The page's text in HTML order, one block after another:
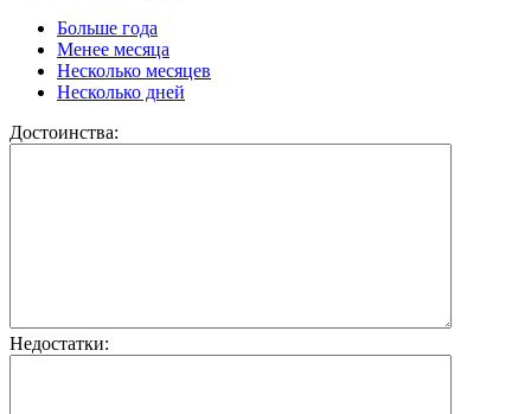
Больше года
Менее месяца
Несколько месяцев
Несколько дней
Достоинства:
Недостатки: